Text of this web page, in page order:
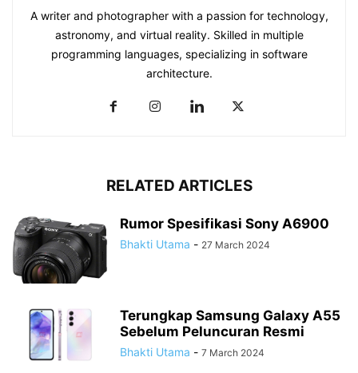
A writer and photographer with a passion for technology,
astronomy, and virtual reality. Skilled in multiple
programming languages, specializing in software
architecture.
RELATED ARTICLES
Rumor Spesifikasi Sony A6900
Bhakti Utama - 27 March 2024
Terungkap Samsung Galaxy A55
Sebelum Peluncuran Resmi
Bhakti Utama - 7 March 2024